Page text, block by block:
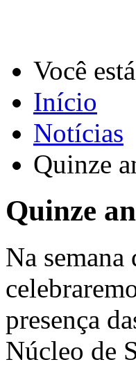
Você
Início
Notícias
Quinze
Quinze
Na
presença
Núcleo de